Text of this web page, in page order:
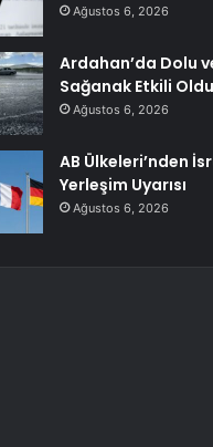
Ağustos 6, 2026
Ardahan’da Dolu
Sağanak Etkili Oldu
Ağustos 6, 2026
AB Ülkeleri’nden
Yerleşim Uyarısı
Ağustos 6, 2026